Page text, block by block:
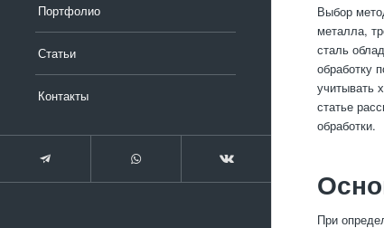
Портфолио
Статьи
Контакты
Выбор
металла,
сталь
обработку
учитывать
статье
обработки.
При